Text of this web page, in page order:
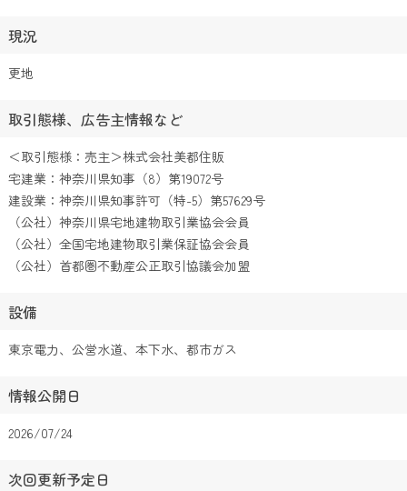
現況
更地
取引態様、広告主情報など
＜取引態様：売主＞株式会社美都住販
宅建業：神奈川県知事（8）第19072号
建設業：神奈川県知事許可（特-5）第57629号
（公社）神奈川県宅地建物取引業協会会員
（公社）全国宅地建物取引業保証協会会員
（公社）首都圏不動産公正取引協議会加盟
設備
東京電力、公営水道、本下水、都市ガス
情報公開日
2026/07/24
次回更新予定日